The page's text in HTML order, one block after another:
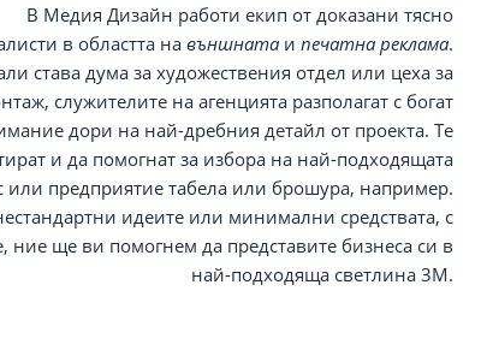
В Медия Дизайн работи екип от доказани тясно
в областта навъншнатаи печатна реклама.
става дума за художествения отдел или цеха за
служителите на агенцията разполагат с богат
дори на най-дребния детайл от проекта. Те
и да помогнат за избора на най-подходящата
или предприятие табела или брошура, например.
идеите или минимални средствата, с
ние ще ви помогнем да представите бизнеса си в
най-подходяща светлина 3M.